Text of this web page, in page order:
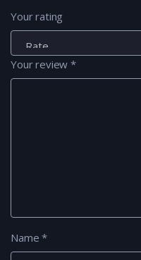
Your rating
Your review*
Name*